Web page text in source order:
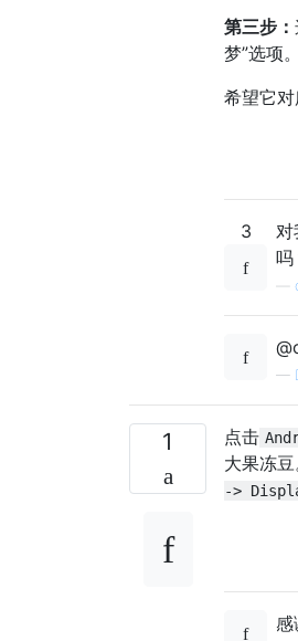
第三步：
梦”选项。
希望它对
3
吗
—
1 点击
大果冻
->
感